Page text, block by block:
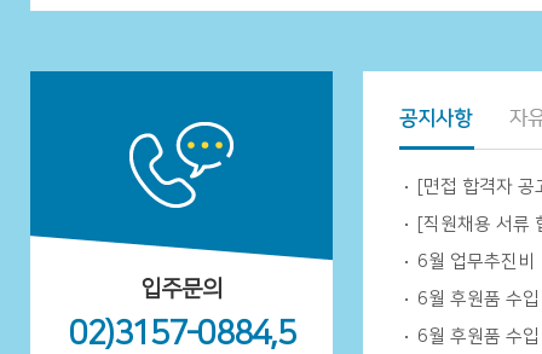
입주문의
02)3157-0884,5
[면접 합격자 공
[직원채용 서류
6월 업무추진비
6월 후원품 수
6월 후원품 수